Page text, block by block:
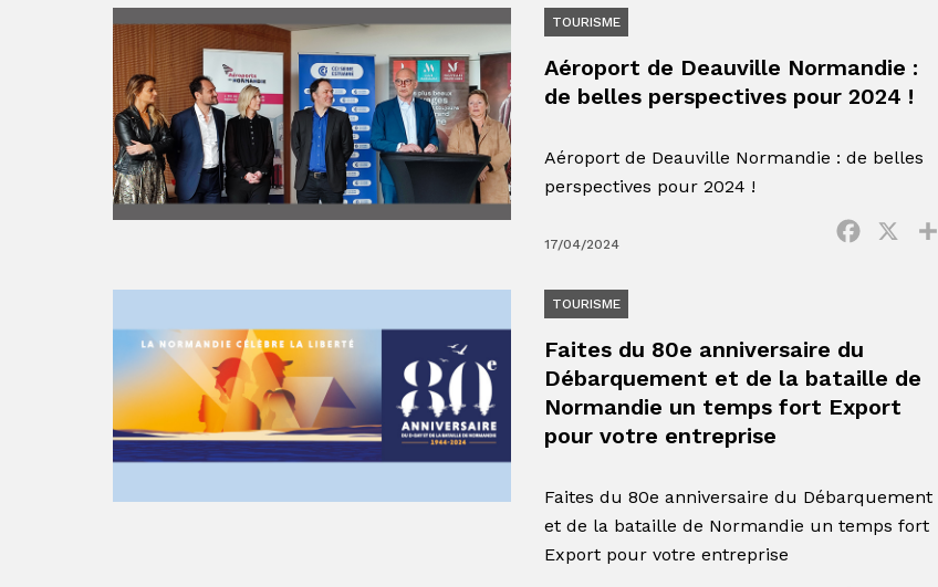
TOURISME
Aéroport de Deauville Normandie :
de belles perspectives pour 2024 !
Aéroport de Deauville Normandie : de belles
perspectives pour 2024 !
17/04/2024
Facebook
TOURISME
Faites du 80e anniversaire du
Débarquement et de la bataille de
Normandie un temps fort Export
pour votre entreprise
Faites du 80e anniversaire du Débarquement
et de la bataille de Normandie un temps fort
Export pour votre entreprise